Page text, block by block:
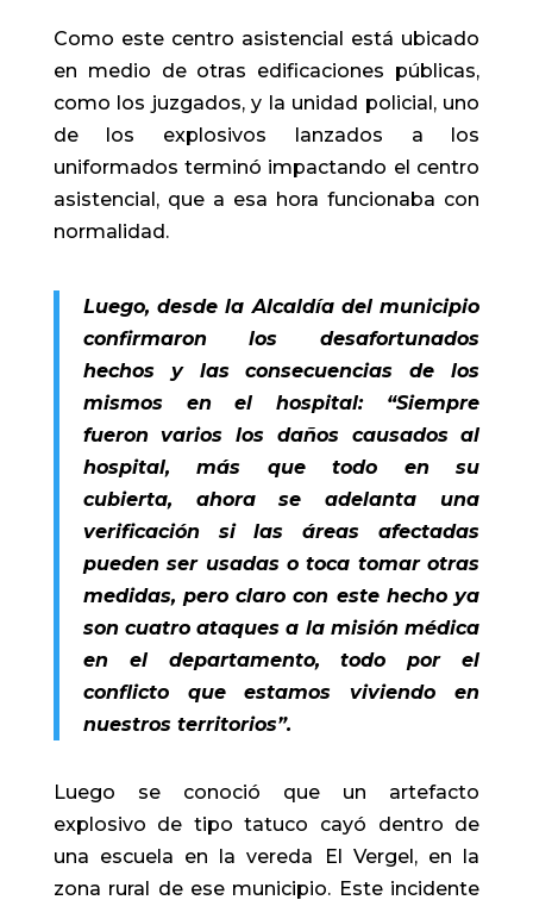
Como este centro asistencial está ubicado
en medio de otras edificaciones públicas,
como los juzgados, y la unidad policial, uno
de los explosivos lanzados a los
uniformados terminó impactando el centro
asistencial, que a esa hora funcionaba con
normalidad.
Luego, desde la Alcaldía del municipio
confirmaron los desafortunados
hechos y las consecuencias de los
mismos en el hospital: “Siempre
fueron varios los daños causados al
hospital, más que todo en su
cubierta, ahora se adelanta una
verificación si las áreas afectadas
pueden ser usadas o toca tomar otras
medidas, pero claro con este hecho ya
son cuatro ataques a la misión médica
en el departamento, todo por el
conflicto que estamos viviendo en
nuestros territorios”.
Luego se conoció que un artefacto
explosivo de tipo tatuco cayó dentro de
una escuela en la vereda El Vergel, en la
zona rural de ese municipio. Este incidente